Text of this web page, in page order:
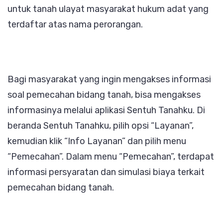
untuk tanah ulayat masyarakat hukum adat yang
terdaftar atas nama perorangan.
Bagi masyarakat yang ingin mengakses informasi
soal pemecahan bidang tanah, bisa mengakses
informasinya melalui aplikasi Sentuh Tanahku. Di
beranda Sentuh Tanahku, pilih opsi “Layanan”,
kemudian klik “Info Layanan” dan pilih menu
“Pemecahan”. Dalam menu “Pemecahan”, terdapat
informasi persyaratan dan simulasi biaya terkait
pemecahan bidang tanah.